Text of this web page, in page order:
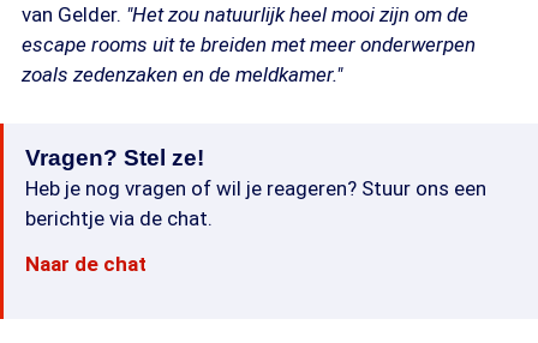
van Gelder. "Het zou natuurlijk heel mooi zijn om de
escape rooms uit te breiden met meer onderwerpen
zoals zedenzaken en de meldkamer."
Vragen? Stel ze!
Heb je nog vragen of wil je reageren? Stuur ons een
berichtje via de chat.
Naar de chat